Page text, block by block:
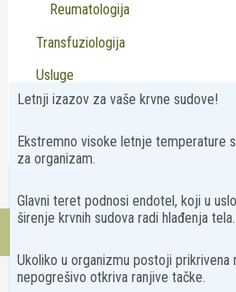
Reumatologija
Transfuziologija
Usluge
Virusologija
Kontakt
Letnji izazov za vaše krvne sudove!
Ekstremno visoke letnje temperature
za organizam.
Glavni teret podnosi endotel, koji u
širenje krvnih sudova radi hlađenja tela.
Ukoliko u organizmu postoji
nepogrešivo otkriva ranjive tačke.